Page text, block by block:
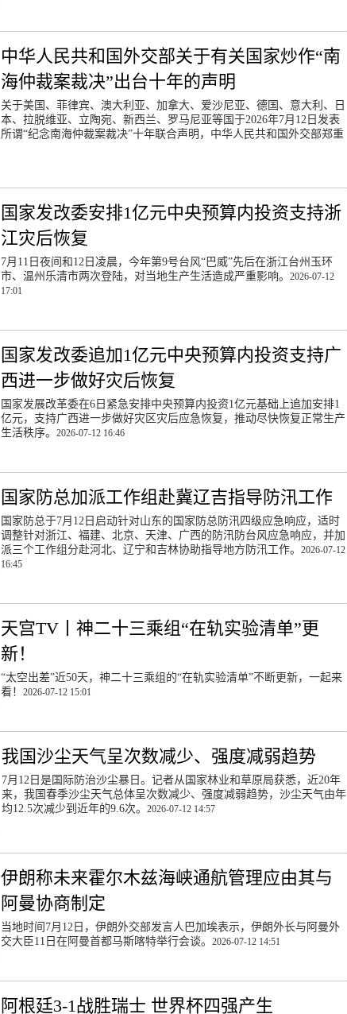
中华人民共和国外交部关于有关国家炒作“南
海仲裁案裁决”出台十年的声明
关于美国、菲律宾、澳大利亚、加拿大、爱沙尼亚、德国、意大利、日
本、拉脱维亚、立陶宛、新西兰、罗马尼亚等国于2026年7月12日发表
所谓“纪念南海仲裁案裁决”十年联合声明，中华人民共和国外交部郑重
国家发改委安排1亿元中央预算内投资支持浙
江灾后恢复
7月11日夜间和12日凌晨，今年第9号台风“巴威”先后在浙江台州玉环
市、温州乐清市两次登陆，对当地生产生活造成严重影响。2026-07-12
17:01
国家发改委追加1亿元中央预算内投资支持广
西进一步做好灾后恢复
国家发展改革委在6日紧急安排中央预算内投资1亿元基础上追加安排1
亿元，支持广西进一步做好灾区灾后应急恢复，推动尽快恢复正常生产
生活秩序。2026-07-12 16:46
国家防总加派工作组赴冀辽吉指导防汛工作
国家防总于7月12日启动针对山东的国家防总防汛四级应急响应，适时
调整针对浙江、福建、北京、天津、广西的防汛防台风应急响应，并加
派三个工作组分赴河北、辽宁和吉林协助指导地方防汛工作。2026-07-12
16:45
天宫TV丨神二十三乘组“在轨实验清单”更
新！
“太空出差”近50天，神二十三乘组的“在轨实验清单”不断更新，一起来
看！2026-07-12 15:01
我国沙尘天气呈次数减少、强度减弱趋势
7月12日是国际防治沙尘暴日。记者从国家林业和草原局获悉，近20年
来，我国春季沙尘天气总体呈次数减少、强度减弱趋势，沙尘天气由年
均12.5次减少到近年的9.6次。 2026-07-12 14:57
伊朗称未来霍尔木兹海峡通航管理应由其与
阿曼协商制定
当地时间7月12日，伊朗外交部发言人巴加埃表示，伊朗外长与阿曼外
交大臣11日在阿曼首都马斯喀特举行会谈。2026-07-12 14:51
阿根廷3-1战胜瑞士 世界杯四强产生